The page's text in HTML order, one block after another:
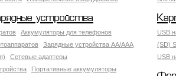
устройства
Аккумуляторы для телефонов
Зарядные устройства AA/AAA
Сетевые адаптеры
Портативные аккумуляторы
USB
(SD)
USB